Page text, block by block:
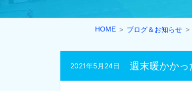
HOME ブログ＆お知らせ
週末暖かか
2021年5月24日